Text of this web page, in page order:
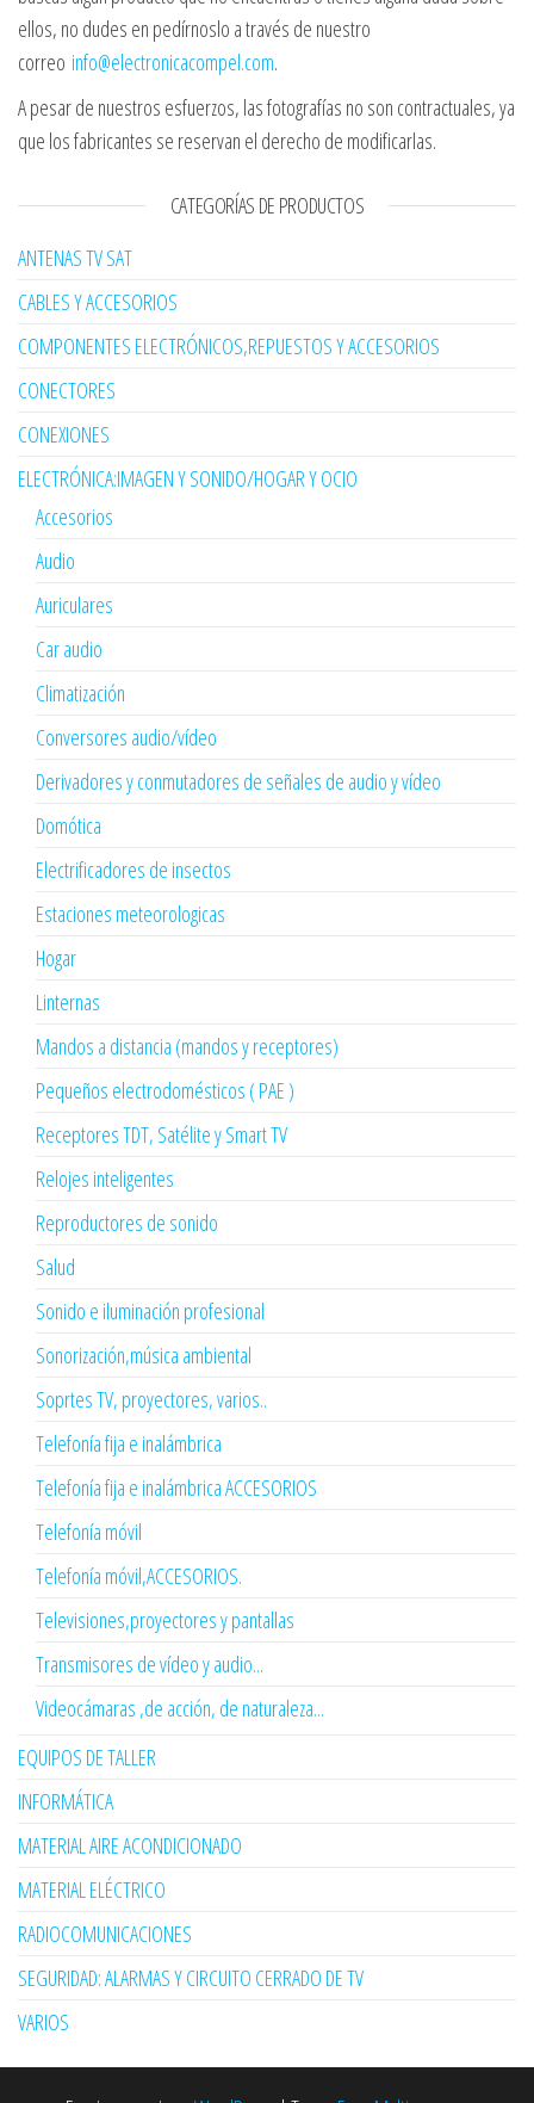
ellos, no dudes en pedírnoslo a través de nuestro
correo info@electronicacompel.com.
A pesar de nuestros esfuerzos, las fotografías no son contractuales, ya
que los fabricantes se reservan el derecho de modificarlas.
CATEGORÍAS DE PRODUCTOS
ANTENAS TV SAT
CABLES Y ACCESORIOS
COMPONENTES ELECTRÓNICOS,REPUESTOS Y ACCESORIOS
CONECTORES
CONEXIONES
ELECTRÓNICA:IMAGEN Y SONIDO/HOGAR Y OCIO
Accesorios
Audio
Auriculares
Car audio
Climatización
Conversores audio/vídeo
Derivadores y conmutadores de señales de audio y vídeo
Domótica
Electrificadores de insectos
Estaciones meteorologicas
Hogar
Linternas
Mandos a distancia (mandos y receptores)
Pequeños electrodomésticos ( PAE )
Receptores TDT, Satélite y Smart TV
Relojes inteligentes
Reproductores de sonido
Salud
Sonido e iluminación profesional
Sonorización,música ambiental
Soprtes TV, proyectores, varios..
Telefonía fija e inalámbrica
Telefonía fija e inalámbrica ACCESORIOS
Telefonía móvil
Telefonía móvil,ACCESORIOS.
Televisiones,proyectores y pantallas
Transmisores de vídeo y audio...
Videocámaras ,de acción, de naturaleza...
EQUIPOS DE TALLER
INFORMÁTICA
MATERIAL AIRE ACONDICIONADO
MATERIAL ELÉCTRICO
RADIOCOMUNICACIONES
SEGURIDAD: ALARMAS Y CIRCUITO CERRADO DE TV
VARIOS